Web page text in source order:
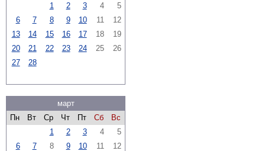
1
2 3 4
5
6
7 8 9 10 11
12
13
14 15 16 17 18
19
20
21 22 23 24 25
26
27
28
март
Пн
Вт Ср Чт Пт Сб
Вс
1
2 3 4
5
6
7 8 9 10 11
12